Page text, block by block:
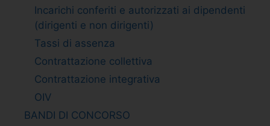
Incarichi conferiti e autorizzati ai dipendenti
(dirigenti e non dirigenti)
Tassi di assenza
Contrattazione collettiva
Contrattazione integrativa
OIV
BANDI DI CONCORSO